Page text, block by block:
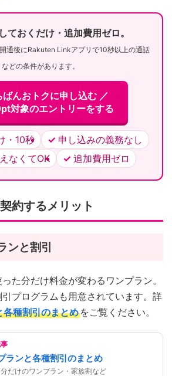
ておくだけ・追加費用ゼロ。
通後にRakuten Linkアプリで10秒以上の通話
などの条件があります。
ばんおトクに申し込む ／
対象のエントリーをする
・10秒
申し込みの義務なし
なくてOK
追加費用ゼロ
約するメリット
ンと割引
た分だけ料金が変わるワンプラン。
プログラムも用意されています。詳
各種割引のまとめ をご覧ください。
ランと各種割引のまとめ
だけのワンプラン・家族割など